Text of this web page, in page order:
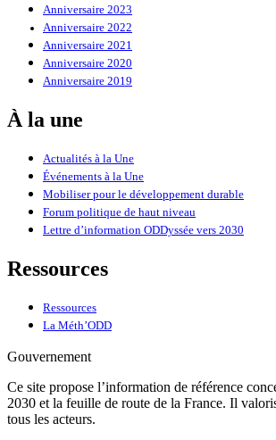
Anniversaire 2023
Anniversaire 2022
Anniversaire 2021
Anniversaire 2020
Anniversaire 2019
À la une
Actualités à la Une
Événements à la Une
Mobiliser pour le développement durable
Forum politique de haut niveau
Lettre d’information ODDyssée vers 2030
Ressources
Ressources
La Méth’ODD
Gouvernement
Ce site propose l’information de référence
2030 et la feuille de route de la France. Il
tous les acteurs.